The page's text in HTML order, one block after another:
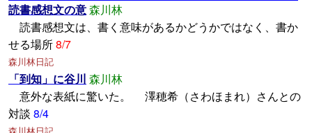
読書感想文の意森川林
読書感想文は、書く意味があるかどうかではなく、書か
せる場所8/7
森川林日記
「到知」に谷川 森川林
意外な表紙に驚いた。 澤穂希（さわほまれ）さんとの
対談 8/4
森川林日記